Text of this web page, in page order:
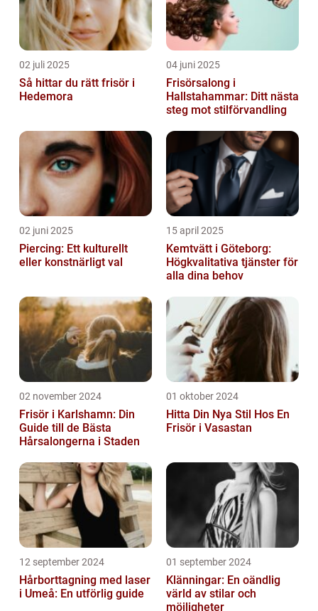
02 juli 2025
Så hittar du rätt frisör i
Hedemora
04 juni 2025
Frisörsalong i
Hallstahammar: Ditt nästa
steg mot stilförvandling
02 juni 2025
Piercing: Ett kulturellt
eller konstnärligt val
15 april 2025
Kemtvätt i Göteborg:
Högkvalitativa tjänster för
alla dina behov
02 november 2024
Frisör i Karlshamn: Din
Guide till de Bästa
Hårsalongerna i Staden
01 oktober 2024
Hitta Din Nya Stil Hos En
Frisör i Vasastan
12 september 2024
Hårborttagning med laser
i Umeå: En utförlig guide
01 september 2024
Klänningar: En oändlig
värld av stilar och
möjligheter